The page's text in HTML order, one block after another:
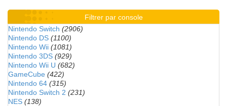
Filtrer par console
Nintendo Switch (2906)
Nintendo DS (1100)
Nintendo Wii (1081)
Nintendo 3DS (929)
Nintendo Wii U (682)
GameCube (422)
Nintendo 64 (315)
Nintendo Switch 2 (231)
NES (138)